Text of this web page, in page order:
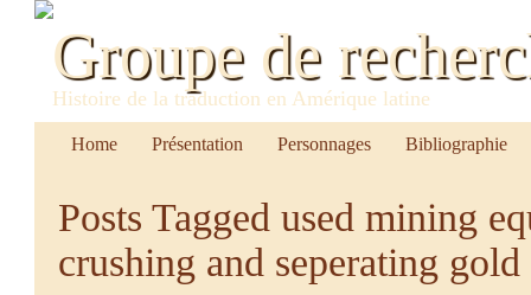
Groupe de
Histoire de la traduction en Amérique latine
Home Présentation Personnages Bibliographie
Posts Tagged used mining
crushing and seperating